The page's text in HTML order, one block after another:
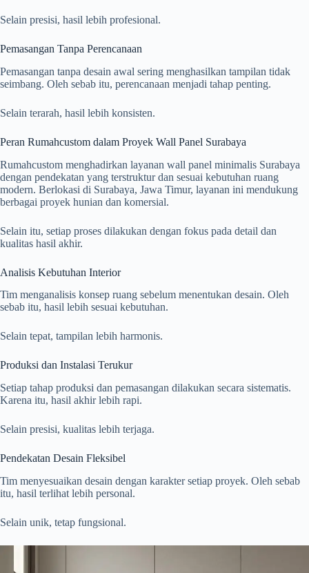
Selain presisi, hasil lebih profesional.
Pemasangan Tanpa Perencanaan
Pemasangan tanpa desain awal sering menghasilkan tampilan tidak
seimbang. Oleh sebab itu, perencanaan menjadi tahap penting.
Selain terarah, hasil lebih konsisten.
Peran Rumahcustom dalam Proyek Wall Panel Surabaya
Rumahcustom menghadirkan layanan wall panel minimalis Surabaya
dengan pendekatan yang terstruktur dan sesuai kebutuhan ruang
modern. Berlokasi di Surabaya, Jawa Timur, layanan ini mendukung
berbagai proyek hunian dan komersial.
Selain itu, setiap proses dilakukan dengan fokus pada detail dan
kualitas hasil akhir.
Analisis Kebutuhan Interior
Tim menganalisis konsep ruang sebelum menentukan desain. Oleh
sebab itu, hasil lebih sesuai kebutuhan.
Selain tepat, tampilan lebih harmonis.
Produksi dan Instalasi Terukur
Setiap tahap produksi dan pemasangan dilakukan secara sistematis.
Karena itu, hasil akhir lebih rapi.
Selain presisi, kualitas lebih terjaga.
Pendekatan Desain Fleksibel
Tim menyesuaikan desain dengan karakter setiap proyek. Oleh sebab
itu, hasil terlihat lebih personal.
Selain unik, tetap fungsional.